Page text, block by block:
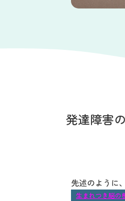
発達障害
先述のように
生まれつき脳の